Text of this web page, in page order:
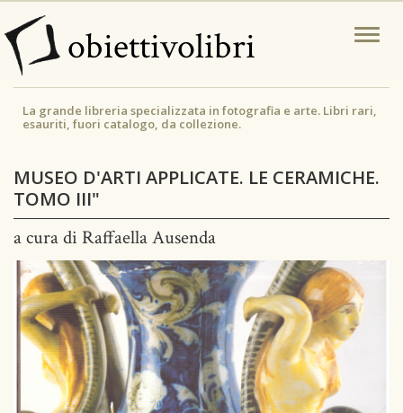
Salta
al
contenuto obiettivolibri
La grande libreria specializzata in fotografia e arte. Libri rari,
esauriti, fuori catalogo, da collezione.
MUSEO D'ARTI APPLICATE. LE CERAMICHE.
TOMO III"
a cura di Raffaella Ausenda